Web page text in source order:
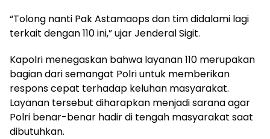
“Tolong nanti Pak Astamaops dan tim didalami lagi
terkait dengan 110 ini,” ujar Jenderal Sigit.
Kapolri menegaskan bahwa layanan 110 merupakan
bagian dari semangat Polri untuk memberikan
respons cepat terhadap keluhan masyarakat.
Layanan tersebut diharapkan menjadi sarana agar
Polri benar-benar hadir di tengah masyarakat saat
dibutuhkan.